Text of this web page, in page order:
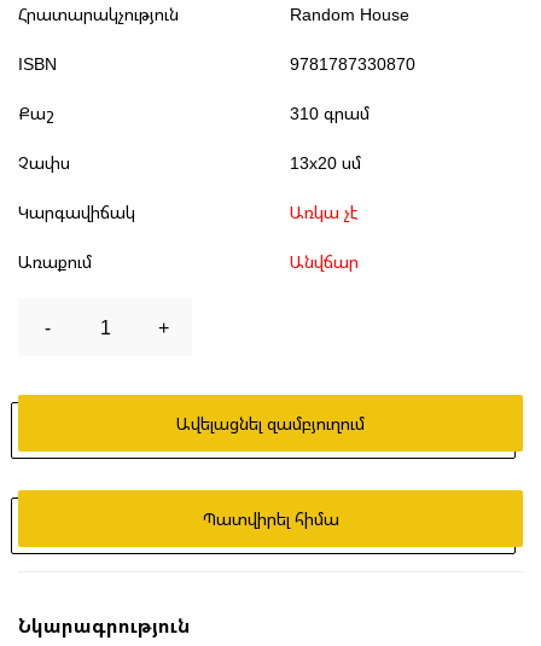
Հրատարակչություն Random House
ISBN 9781787330870
Քաշ 310 գրամ
Չափս 13x20 սմ
Կարգավիճակ Առկա չէ
Առաքում Անվճար
- 1 +
Ավելացնել զամբյուղում
Պատվիրել հիմա
Նկարագրություն